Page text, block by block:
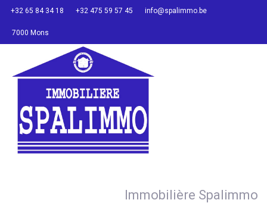
+32 65 84 34 18 +32 475 59 57 45 info@spalimmo.be
7000 Mons
Immobilière Spalimmo